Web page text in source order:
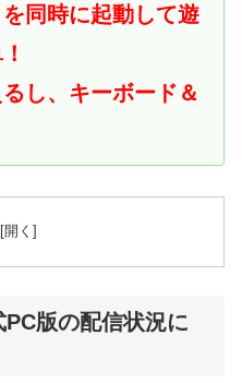
同時に起動して遊
し、キーボード＆
PC版の配信状況に